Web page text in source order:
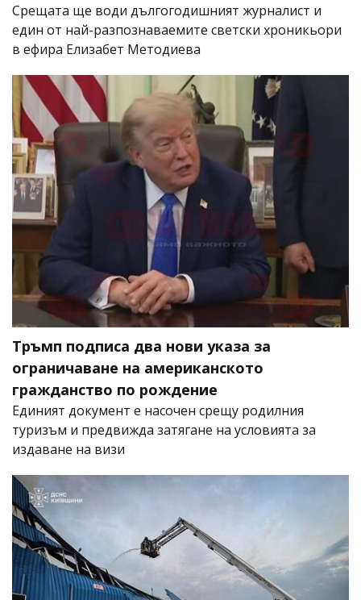
Срещата ще води дългогодишният журналист и
един от най-разпознаваемите светски хроникьори
в ефира Елизабет Методиева
Тръмп подписа два нови указа за
ограничаване на американското
гражданство по рождение
Единият документ е насочен срещу родилния
туризъм и предвижда затягане на условията за
издаване на визи